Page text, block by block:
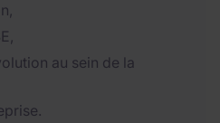
au sein de la